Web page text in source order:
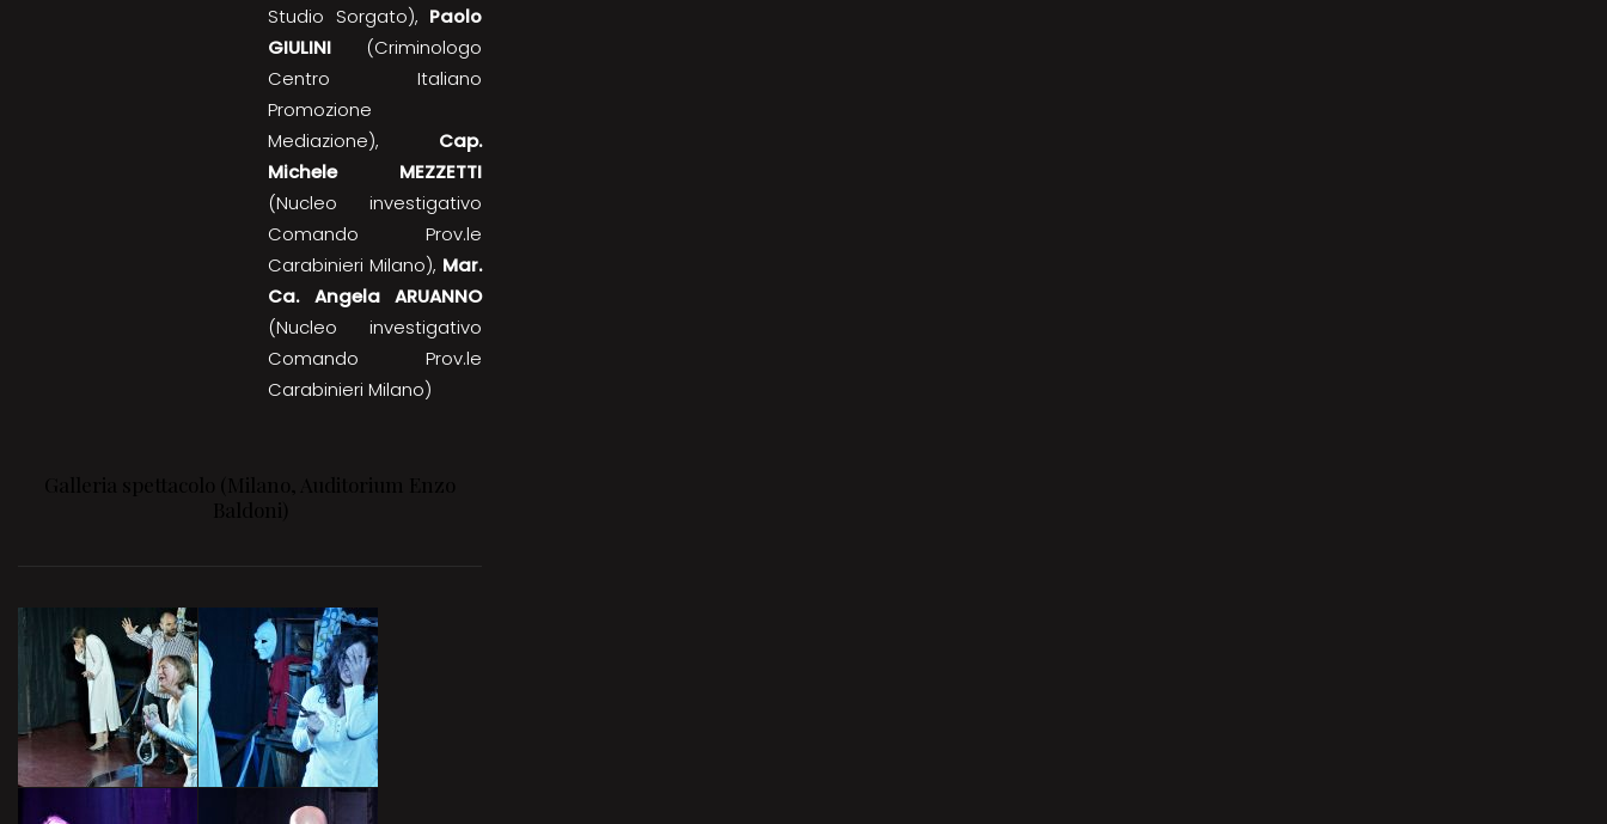
Studio Sorgato), Paolo
GIULINI (Criminologo
Centro Italiano
Promozione
Mediazione), Cap.
Michele MEZZETTI
(Nucleo investigativo
Comando Prov.le
Carabinieri Milano), Mar.
Ca. Angela ARUANNO
(Nucleo investigativo
Comando Prov.le
Carabinieri Milano)
Galleria spettacolo (Milano, Auditorium Enzo
Baldoni)